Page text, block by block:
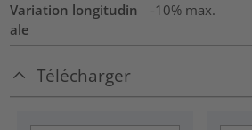
Variation longitudin
ale
-10% max.
Télécharger